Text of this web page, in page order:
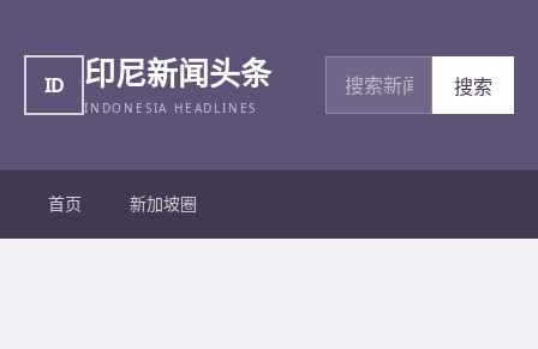
ID 印尼新闻头条
INDONESIA HEADLINES
搜索新闻
搜索
首页 新加坡圈